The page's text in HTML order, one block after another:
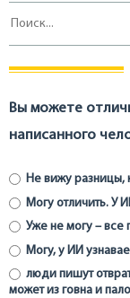
Вы можете
написанного
Не вижу разницы,
Могу отличить. У
Уже не могу – все
Могу, у ИИ
люди пишут
может из говна и